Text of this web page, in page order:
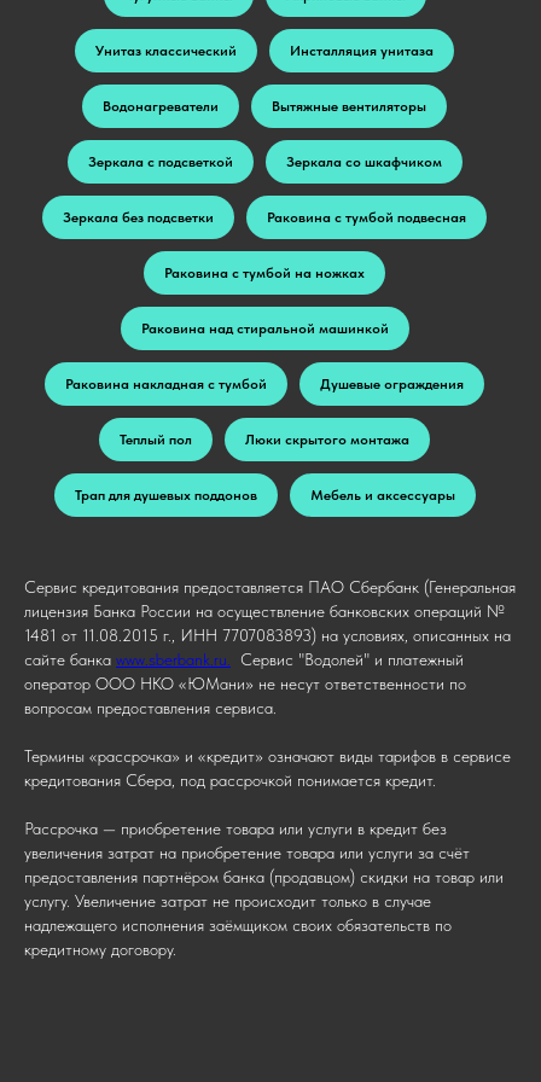
Унитаз классический Инсталляция унитаза
Водонагреватели Вытяжные вентиляторы
Зеркала с подсветкой Зеркала со шкафчиком
Зеркала без подсветки Раковина с тумбой подвесная
Раковина с тумбой на ножках
Раковина над стиральной машинкой
Раковина накладная с тумбой Душевые ограждения
Теплый пол Люки скрытого монтажа
Трап для душевых поддонов Мебель и аксессуары
Сервис кредитования предоставляется ПАО Сбербанк (Генеральная
лицензия Банка России на осуществление банковских операций №
1481 от 11.08.2015 г., ИНН 7707083893) на условиях, описанных на
сайте банка www.sberbank.ru.
Сервис "Водолей" и платежный
оператор ООО НКО «ЮМани» не несут ответственности по
вопросам предоставления сервиса.
Термины «рассрочка» и «кредит» означают виды тарифов в сервисе
кредитования Сбера, под рассрочкой понимается кредит.
Рассрочка — приобретение товара или услуги в кредит без
увеличения затрат на приобретение товара или услуги за счёт
предоставления партнёром банка (продавцом) скидки на товар или
услугу. Увеличение затрат не происходит только в случае
надлежащего исполнения заёмщиком своих обязательств по
кредитному договору.